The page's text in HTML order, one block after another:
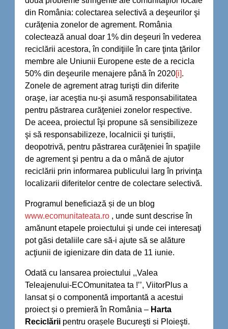
din România: colectarea selectivă a deşeurilor şi
curăţenia zonelor de agrement. România
colectează anual doar 1% din deşeuri în vederea
reciclării acestora, în condiţiile în care ţinta ţărilor
membre ale Uniunii Europene este de a recicla
50% din deşeurile menajere până în 2020[i].
Zonele de agrement atrag turişti din diferite
oraşe, iar aceştia nu-şi asumă responsabilitatea
pentru păstrarea curăţeniei zonelor respective.
De aceea, proiectul îşi propune să sensibilizeze
şi să responsabilizeze, localnicii şi turiştii,
deopotrivă, pentru păstrarea curăţeniei în spaţiile
de agrement şi pentru a da o mână de ajutor
reciclării prin informarea publicului larg în privinţa
localizarii diferitelor centre de colectare selectivă.
Programul beneficiază și de un blog
www.ecomunitateata.ro , unde sunt descrise în
amănunt etapele proiectului şi unde cei interesaţi
pot găsi detaliile care să-i ajute să se alăture
acţiunii de igienizare din data de 11 iunie.
Odată cu lansarea proiectului ,,Valea
Teleajenului-ECOmunitatea ta !’’, ViitorPlus a
lansat și o componentă importantă a acestui
proiect și o premieră în România – Harta
Reciclării pentru orașele Bucureşti si Ploieşti.